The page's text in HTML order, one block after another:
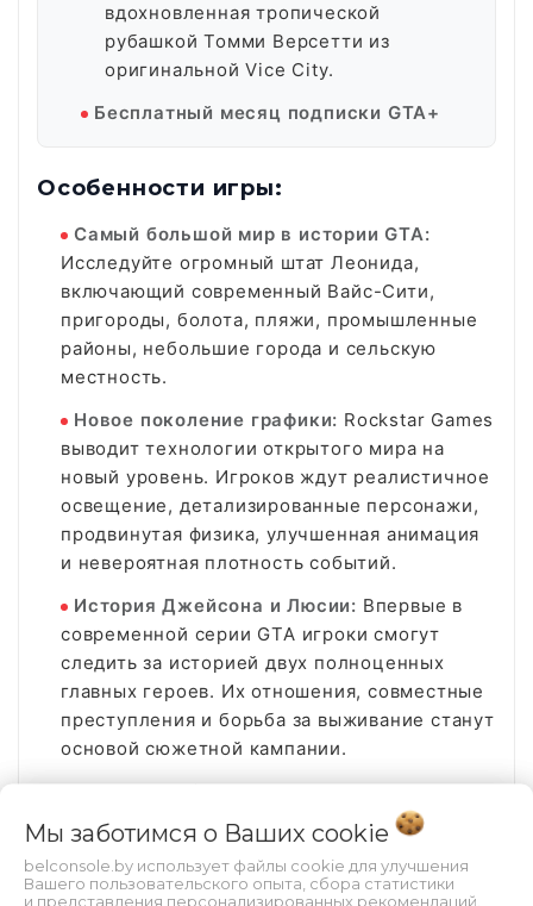
вдохновленная тропической
рубашкой Томми Версетти из
оригинальной Vice City.
Бесплатный месяц подписки GTA+
Особенности игры:
Самый большой мир в истории GTA:
Исследуйте огромный штат Леонида,
включающий современный Вайс-Сити,
пригороды, болота, пляжи, промышленные
районы, небольшие города и сельскую
местность.
Новое поколение графики: Rockstar Games
выводит технологии открытого мира на
новый уровень. Игроков ждут реалистичное
освещение, детализированные персонажи,
продвинутая физика, улучшенная анимация
и невероятная плотность событий.
История Джейсона и Люсии: Впервые в
современной серии GTA игроки смогут
следить за историей двух полноценных
главных героев. Их отношения, совместные
преступления и борьба за выживание станут
основой сюжетной кампании.
ограблениях, исследуйте мир, покупайте
транспорт, выполняйте задания,
зарабатывайте деньги и создавайте
Мы заботимся о Ваших cookie
belconsole.by использует файлы cookie для улучшения
Вашего пользовательского опыта, сбора статистики
и представления персонализированных рекомендаций.